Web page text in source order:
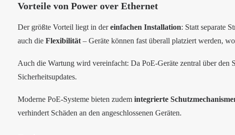
Vorteile von Power over Ethernet
Der größte Vorteil liegt in dereinfachen Installation: Statt separate
auch die Flexibilität – Geräte können fast überall platziert werden,
Auch die Wartung wird vereinfacht: Da PoE-Geräte zentral über den
Sicherheitsupdates.
Moderne PoE-Systeme bieten zudem integrierte
verhindert Schäden an den angeschlossenen Geräten.